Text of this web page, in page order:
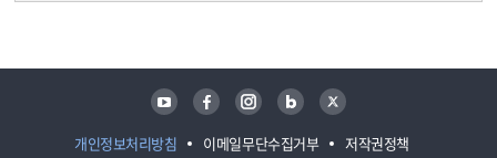
개인정보처리방침 이메일무단수집거부 저작권정책
유튜브 페이스북 인스타그램 블로그 트위터